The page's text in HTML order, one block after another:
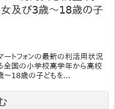
及び3歳～18歳の子
ートフォンの最新の利活用状況
る全国の小学校高学年から高校
～18歳の子どもを...